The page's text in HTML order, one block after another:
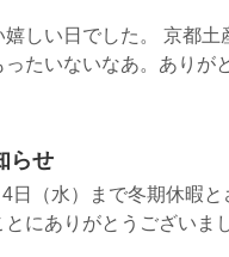
しい日でした。 京都土
たいないなあ。ありが
らせ
日（水）まで冬期休暇
にありがとうございま